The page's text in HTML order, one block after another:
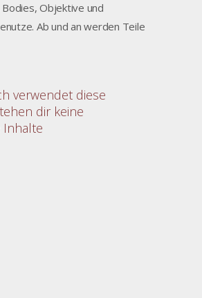
Objektive und
Ab und an werden Teile
verwendet diese
dir keine
Inhalte